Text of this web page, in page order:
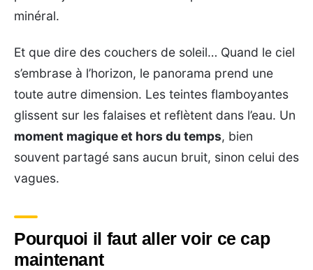
minéral.
Et que dire des couchers de soleil… Quand le ciel
s’embrase à l’horizon, le panorama prend une
toute autre dimension. Les teintes flamboyantes
glissent sur les falaises et reflètent dans l’eau. Un
moment magique et hors du temps, bien
souvent partagé sans aucun bruit, sinon celui des
vagues.
Pourquoi il faut aller voir ce cap
maintenant